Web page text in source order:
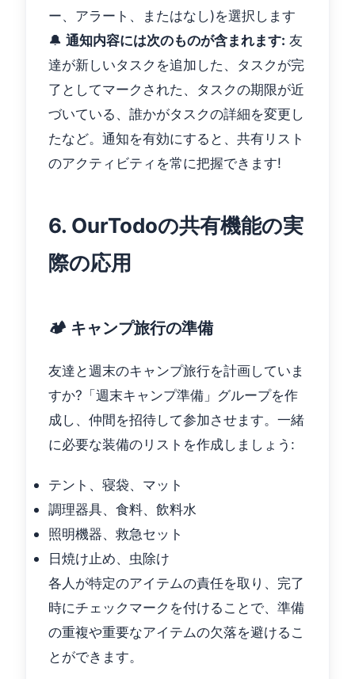
ー、アラート、またはなし)を選択します
🔔 通知内容には次のものが含まれます: 友
達が新しいタスクを追加した、タスクが完
了としてマークされた、タスクの期限が近
づいている、誰かがタスクの詳細を変更し
たなど。通知を有効にすると、共有リスト
のアクティビティを常に把握できます!
6. OurTodoの共有機能の実
際の応用
🏕️ キャンプ旅行の準備
友達と週末のキャンプ旅行を計画していま
すか?「週末キャンプ準備」グループを作
成し、仲間を招待して参加させます。一緒
に必要な装備のリストを作成しましょう:
テント、寝袋、マット
調理器具、食料、飲料水
照明機器、救急セット
日焼け止め、虫除け
各人が特定のアイテムの責任を取り、完了
時にチェックマークを付けることで、準備
の重複や重要なアイテムの欠落を避けるこ
とができます。